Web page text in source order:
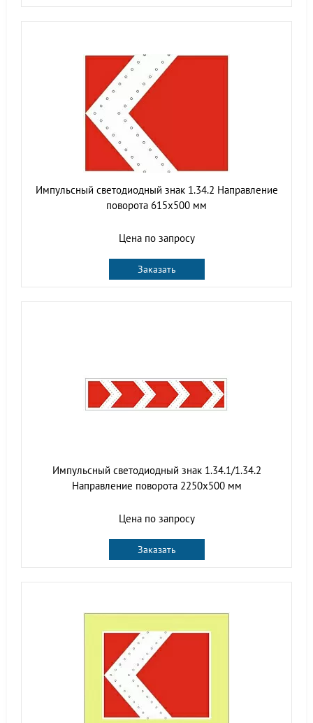
Импульсный светодиодный знак 1.34.2 Направление
поворота 615x500 мм
Цена по запросу
Заказать
Импульсный светодиодный знак 1.34.1/1.34.2
Направление поворота 2250x500 мм
Цена по запросу
Заказать